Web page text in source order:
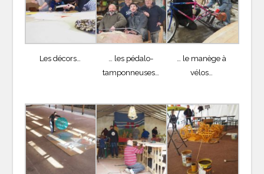
Les décors…
… les pédalo-
tamponneuses…
… le manège à
vélos…